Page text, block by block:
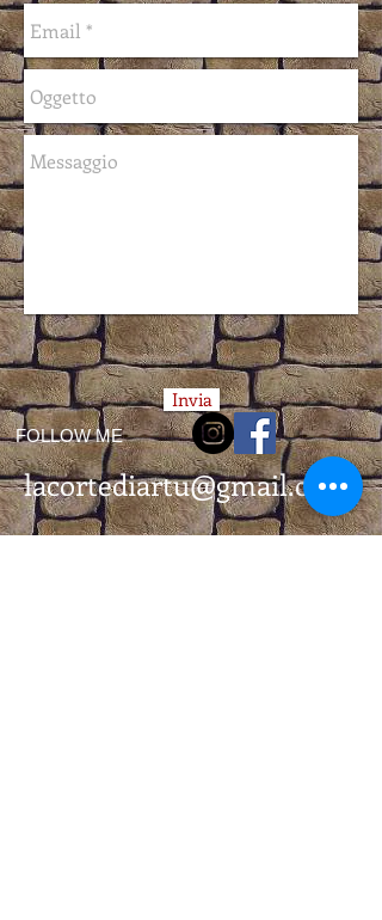
Invia
FOLLOW ME
lacortediartu@gmail.com